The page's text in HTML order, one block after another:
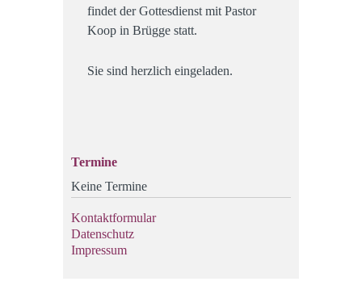
findet der Gottesdienst mit Pastor
Koop in Brügge statt.
Sie sind herzlich eingeladen.
Termine
Keine Termine
Kontaktformular
Datenschutz
Impressum